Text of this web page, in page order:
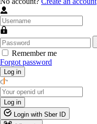
Remember me
Forgot password
Log in
Log in
Login with Sber ID